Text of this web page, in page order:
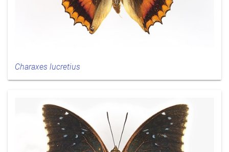
Charaxes lucretius